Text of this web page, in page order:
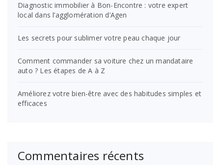
Diagnostic immobilier à Bon-Encontre : votre expert
local dans l’agglomération d’Agen
Les secrets pour sublimer votre peau chaque jour
Comment commander sa voiture chez un mandataire
auto ? Les étapes de A à Z
Améliorez votre bien-être avec des habitudes simples et
efficaces
Commentaires récents